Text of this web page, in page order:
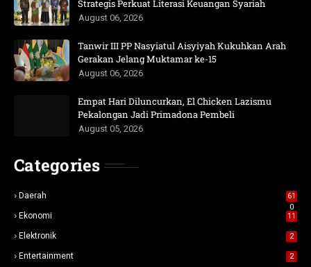
Strategis Perkuat Literasi Keuangan Syariah
August 06, 2026
Tanwir III PP Nasyiatul Aisyiyah Kukuhkan Arah
Gerakan Jelang Muktamar ke-15
August 06, 2026
Empat Hari Diluncurkan, El Chicken Lazismu
Pekalongan Jadi Primadona Pembeli
August 05, 2026
Categories
Daerah
61
0
Ekonomi 11
Elektronik 2
Entertainment 2